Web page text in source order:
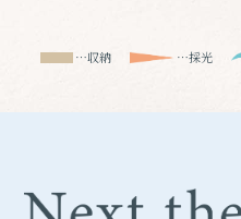
…収納 …採光